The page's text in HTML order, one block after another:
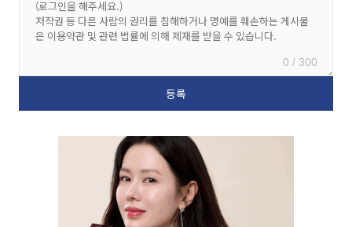
0 / 300